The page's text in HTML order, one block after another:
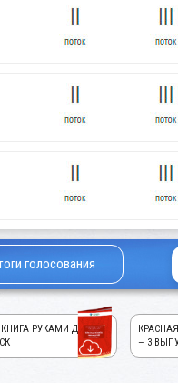
голосования
РУКАМИ ДЕТЕЙ!
— 3